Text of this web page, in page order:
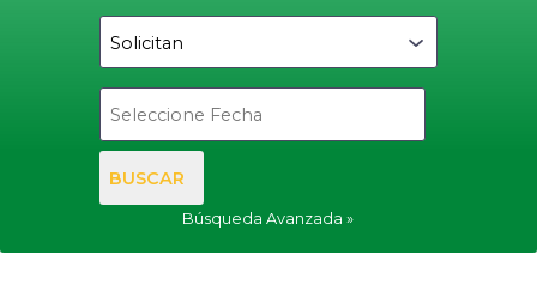
BUSCAR
Búsqueda Avanzada